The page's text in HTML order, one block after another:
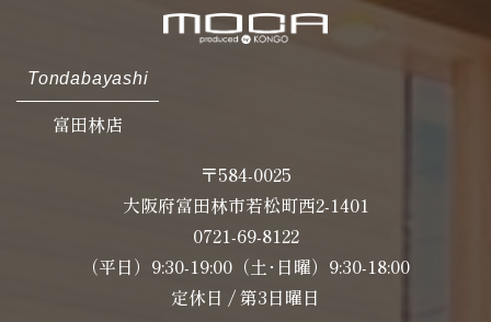
Tondabayashi
富田林店
〒584-0025
大阪府富田林市若松町西2-1401
0721-69-8122
（平日）9:30-19:00（土･日曜）9:30-18:00
定休日 / 第3日曜日